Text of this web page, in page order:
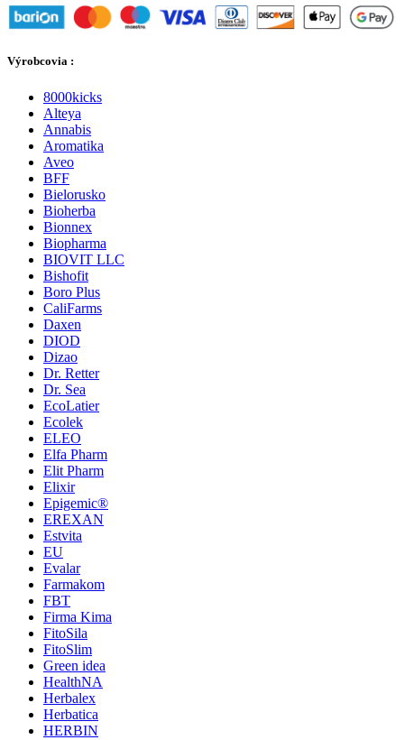
Výrobcovia :
8000kicks
Alteya
Annabis
Aromatika
Aveo
BFF
Bielorusko
Bioherba
Bionnex
Biopharma
BIOVIT LLC
Bishofit
Boro Plus
CaliFarms
Daxen
DIOD
Dizao
Dr. Retter
Dr. Sea
EcoLatier
Ecolek
ELEO
Elfa Pharm
Elit Pharm
Elixir
Epigemic®
EREXAN
Estvita
EU
Evalar
Farmakom
FBT
Firma Kima
FitoSila
FitoSlim
Green idea
HealthNA
Herbalex
Herbatica
HERBIN